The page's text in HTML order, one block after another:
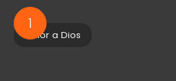
1
Amor a Dios